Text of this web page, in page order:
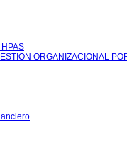
ORGANIZACIONAL